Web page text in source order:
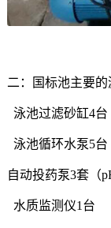
二：国标池主要的
泳池过滤砂缸4台
泳池循环水泵5台
自动投药泵3套（
水质监测仪1 台